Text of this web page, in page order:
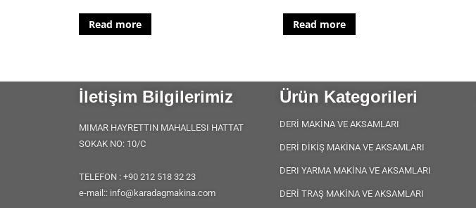
Read more Read more
İletişim Bilgilerimiz
MIMAR HAYRETTIN MAHALLESI HATTAT
SOKAK NO: 10/C
TELEFON : +90 212 518 32 23
e-mail:: info@karadagmakina.com
Ürün Kategorileri
DERİ MAKİNA VE AKSAMLARI
DERİ DİKİŞ MAKİNA VE AKSAMLARI
DERI YARMA MAKİNA VE AKSAMLARI
DERİ TRAŞ MAKİNA VE AKSAMLARI